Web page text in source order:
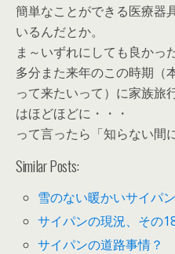
簡単なことができる医療器
いるんだとか。
ま～いずれにしても良かっ
多分また来年のこの時期（
って来たいって）に家族旅
はほどほどに・・・
って言ったら「知らない間
Similar Posts:
雪のない暖かいサイパ
サイパンの現況、その
サイパンの道路事情？